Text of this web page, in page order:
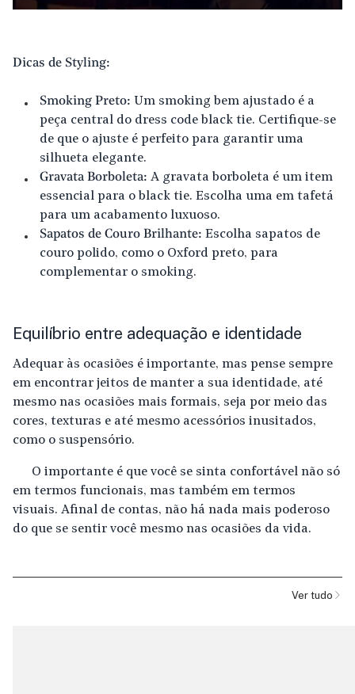
Dicas de Styling:
Smoking Preto: Um smoking bem ajustado é a
peça central do dress code black tie. Certifique-se
de que o ajuste é perfeito para garantir uma
silhueta elegante.
Gravata Borboleta: A gravata borboleta é um item
essencial para o black tie. Escolha uma em tafetá
para um acabamento luxuoso.
Sapatos de Couro Brilhante: Escolha sapatos de
couro polido, como o Oxford preto, para
complementar o smoking.
Equilíbrio entre adequação e identidade
Adequar às ocasiões é importante, mas pense sempre
em encontrar jeitos de manter a sua identidade, até
mesmo nas ocasiões mais formais, seja por meio das
cores, texturas e até mesmo acessórios inusitados,
como o suspensório.
O importante é que você se sinta confortável não só
em termos funcionais, mas também em termos
visuais. Afinal de contas, não há nada mais poderoso
do que se sentir você mesmo nas ocasiões da vida.
Ver tudo